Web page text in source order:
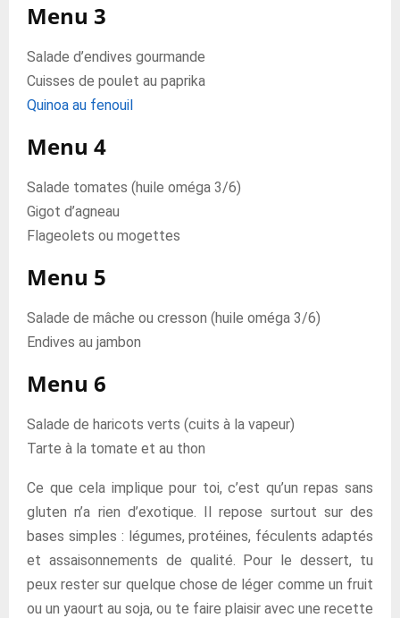
Menu 3
Salade d’endives gourmande
Cuisses de poulet au paprika
Quinoa au fenouil
Menu 4
Salade tomates (huile oméga 3/6)
Gigot d’agneau
Flageolets ou mogettes
Menu 5
Salade de mâche ou cresson (huile oméga 3/6)
Endives au jambon
Menu 6
Salade de haricots verts (cuits à la vapeur)
Tarte à la tomate et au thon
Ce que cela implique pour toi, c’est qu’un repas sans
gluten n’a rien d’exotique. Il repose surtout sur des
bases simples : légumes, protéines, féculents adaptés
et assaisonnements de qualité. Pour le dessert, tu
peux rester sur quelque chose de léger comme un fruit
ou un yaourt au soja, ou te faire plaisir avec une recette